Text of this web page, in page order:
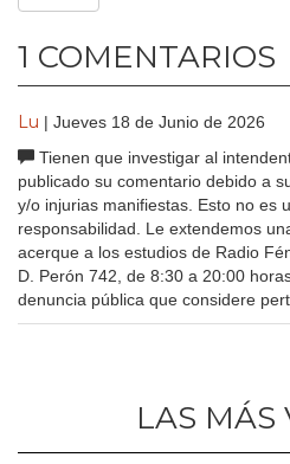
1 COMENTARIOS
Lu | Jueves 18 de Junio de 2026
Tienen que investigar al
publicado su comentario debido a
y/o injurias manifiestas. Esto no es
responsabilidad. Le extendemos
acerque a los estudios de Radio
D. Perón 742, de 8:30 a 20:00
denuncia pública que considere
LAS MÁS